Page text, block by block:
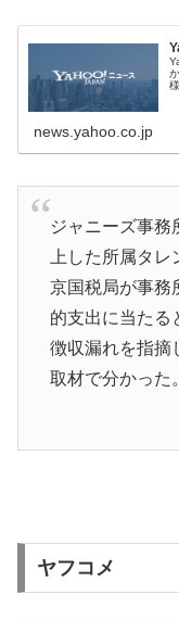
news.yahoo.co.jp
ジャニーズ事務
上した所属タ
京国税局が事務
的支出に当たる
徴収漏れを指摘
取材で分かった。
ヤフコメ